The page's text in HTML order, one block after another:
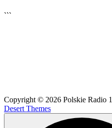
```
Copyright © 2026 Polskie Radio
Desert Themes